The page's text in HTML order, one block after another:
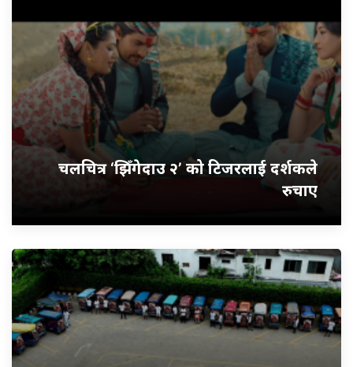
चलचित्र ‘झिँगेदाउ २’ को टिजरलाई दर्शकले
रुचाए